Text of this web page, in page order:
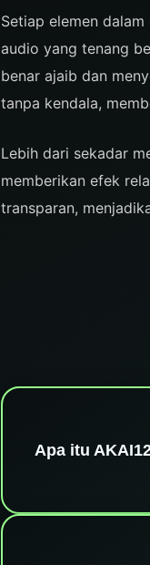
Setiap elemen
audio yang tenang
benar ajaib dan
tanpa kendala,
Lebih dari sekadar
memberikan efek
transparan,
Apa itu